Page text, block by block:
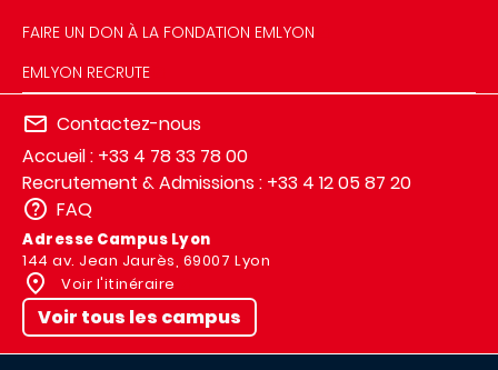
FAIRE UN DON À LA FONDATION EMLYON
EMLYON RECRUTE
Contactez-nous
Accueil : +33 4 78 33 78 00
Recrutement & Admissions : +33 4 12 05 87 20
FAQ
Adresse Campus Lyon
144 av. Jean Jaurès, 69007 Lyon
Voir l'itinéraire
Voir tous les campus